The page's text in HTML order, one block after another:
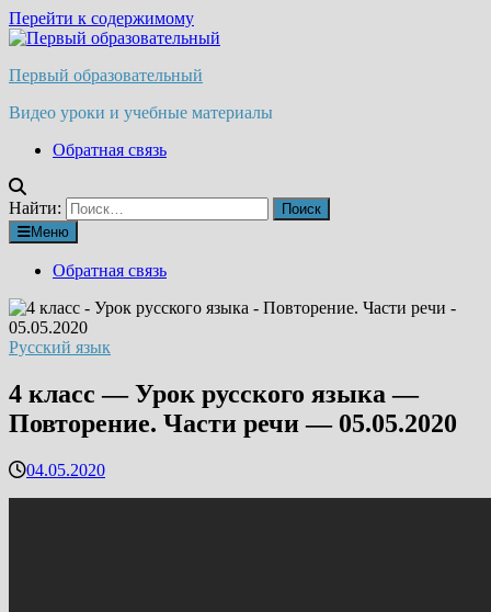
Перейти к содержимому
Первый образовательный
Видео уроки и учебные материалы
Обратная связь
Найти:
Меню
Обратная связь
Русский язык
4 класс — Урок русского языка —
Повторение. Части речи — 05.05.2020
04.05.2020